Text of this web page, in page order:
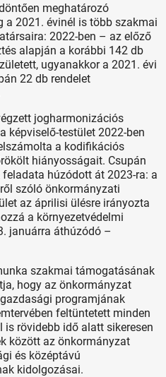
meghatározó
a 2021. évinél is több szakmai
2022-ben – az előző
alapján a korábbi 142 db
ugyanakkor a 2021. évi
22 db rendelet
jogharmonizációs
képviselő-testület 2022-ben
a kodifikációs
hiányosságait. Csupán
húzódott át 2023-ra: a
szóló önkormányzati
az áprilisi ülésre irányozta
a környezetvédelmi
januárra áthúzódó –
szakmai támogatásának
hogy az önkormányzat
programjának
feltüntetett minden
rövidebb idő alatt sikeresen
között az önkormányzat
és középtávú
kidolgozásai.